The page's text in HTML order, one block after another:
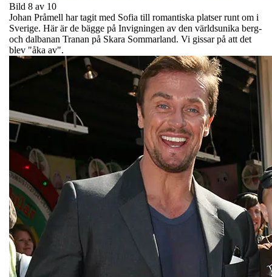
Bild 8 av 10
Johan Pråmell har tagit med Sofia till romantiska platser runt om i
Sverige. Här är de bägge på Invigningen av den världsunika berg-
och dalbanan Tranan på Skara Sommarland. Vi gissar på att det
blev "åka av".